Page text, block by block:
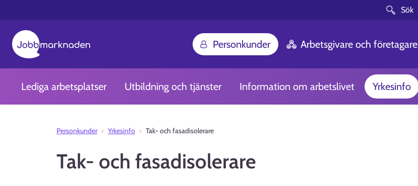
Sök
Personkunder Arbetsgivare och företagare
Lediga arbetsplatser Utbildning och tjänster Information om arbetslivet Yrkesinfo
Personkunder Yrkesinfo Tak- och fasadisolerare
Tak- och fasadisolerare